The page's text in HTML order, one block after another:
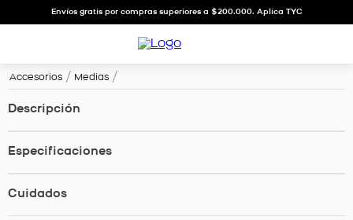
Envíos gratis por compras superiores a $200.000. Aplica TYC
Accesorios Medias
Descripción
Especificaciones
Cuidados